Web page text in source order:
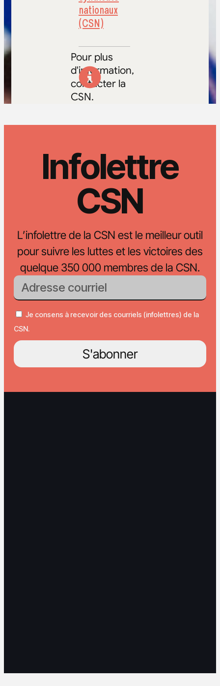
nationaux
(CSN)
Pour plus
d'information,
contacter la
CSN.
Infolettre
CSN
L’infolettre de la CSN est le meilleur outil
pour suivre les luttes et les victoires des
quelque 350 000 membres de la CSN.
Je consens à recevoir des courriels (infolettres) de la
CSN.
S'abonner